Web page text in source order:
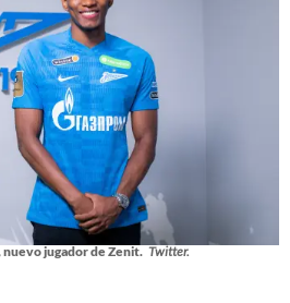
nuevo jugador de Zenit. Twitter.